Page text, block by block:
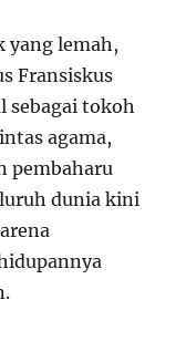
yang lemah,
Fransiskus
sebagai tokoh
agama,
pembaharu
dunia kini